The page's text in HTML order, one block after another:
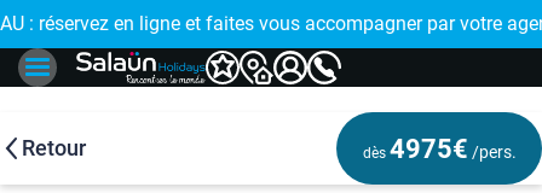
ligne et faites vous accompagner par votre agence de
🤩 PAIEMENT EN
Retour dès 4975€ /pers.